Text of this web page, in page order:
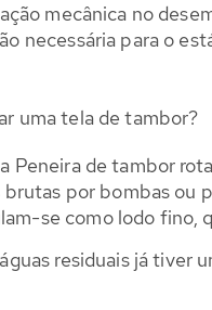
mecânica no
necessária para o
uma tela de tambor?
Peneira de tambor
por bombas ou
se como lodo fino,
residuais já